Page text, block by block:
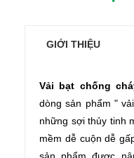
GIỚI THIỆU
Vải bạt chống
dòng sản phẩm "
những sợi thủy tinh
mềm dễ cuộn dễ